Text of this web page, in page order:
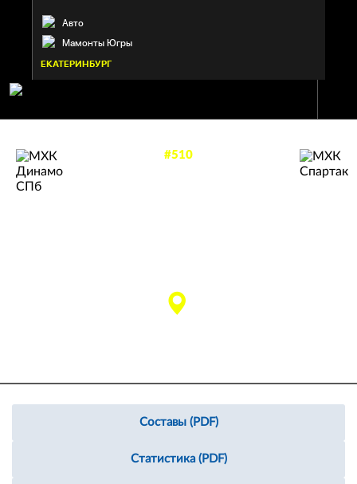
Авто
Мамонты Югры
ЕКАТЕРИНБУРГ
#510
Составы (PDF)
Статистика (PDF)